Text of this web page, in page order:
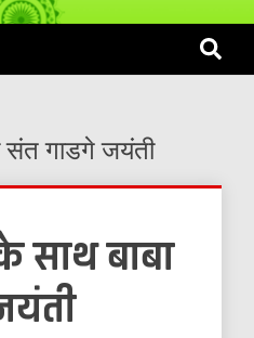
संत गाडगे जयंती
साथ बाबा